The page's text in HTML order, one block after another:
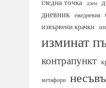
гледна точка
дзен
дневник ежедневия
извървени крачки
изминат
контрапункт
метафори